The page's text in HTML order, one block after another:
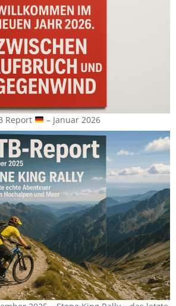
Report – Januar 2026